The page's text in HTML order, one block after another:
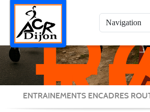
ENTRAINEMENTS ENCADRES
Panneau de gestion des cookies